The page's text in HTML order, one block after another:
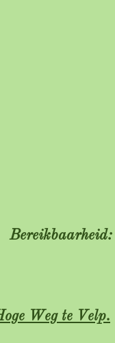
Bereikbaarheid:
Weg te Velp.